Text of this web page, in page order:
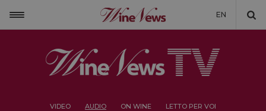
EN
VIDEO AUDIO ON WINE LETTO PER VOI